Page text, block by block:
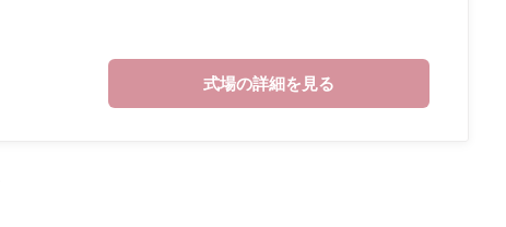
式場の詳細を見る